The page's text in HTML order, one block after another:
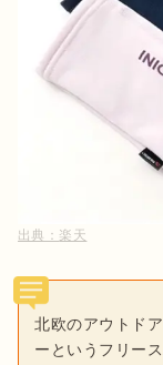
出典： 楽天
北欧のアウトド
ーというフリー